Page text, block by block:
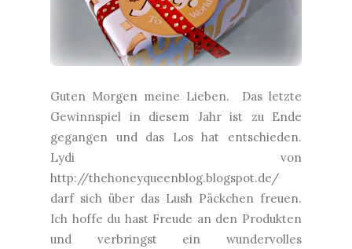
Guten Morgen meine Lieben. Das letzte
Gewinnspiel in diesem Jahr ist zu Ende
gegangen und das Los hat entschieden.
Lydi von
http://thehoneyqueenblog.blogspot.de/
darf sich über das Lush Päckchen freuen.
Ich hoffe du hast Freude an den Produkten
und verbringst ein wundervolles